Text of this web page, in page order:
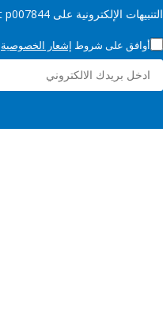
التنبيهات الإلكترونية على Project p007844
أوافق على شروط إشعار الخصوصية